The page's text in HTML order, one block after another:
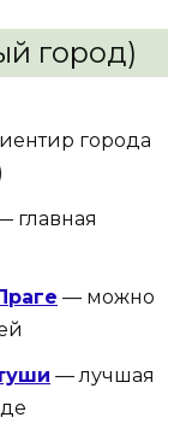
город)
города
главная
— можно
— лучшая